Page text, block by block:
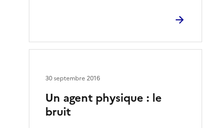
Un agent physique : le
bruit
30 septembre 2016